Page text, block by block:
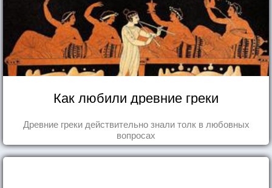
Как любили древние греки
Древние греки действительно знали толк в любовных
вопросах